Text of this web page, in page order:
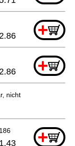
+
2.86
+
2.86
nicht bestellbar
+
1.43